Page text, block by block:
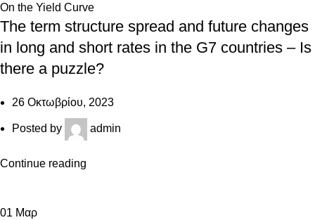
On the Yield Curve
The term structure spread and future changes
in long and short rates in the G7 countries – Is
there a puzzle?
26 Οκτωβρίου, 2023
Posted by admin
Continue reading
01 Μαρ